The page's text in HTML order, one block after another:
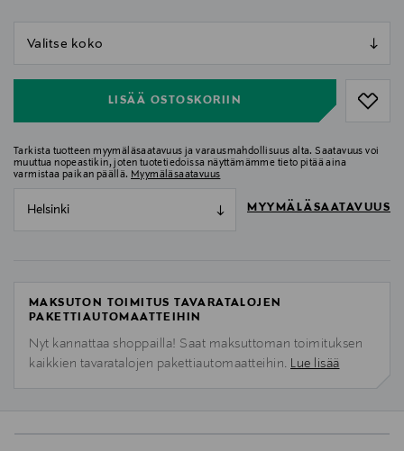
LISÄÄ OSTOSKORIIN
Tarkista tuotteen myymäläsaatavuus ja varausmahdollisuus alta. Saatavuus voi
muuttua nopeastikin, joten tuotetiedoissa näyttämämme tieto pitää aina
varmistaa paikan päällä. Myymäläsaatavuus
Helsinki MYYMÄLÄSAATAVUUS
MAKSUTON TOIMITUS TAVARATALOJEN
PAKETTIAUTOMAATTEIHIN
Nyt kannattaa shoppailla! Saat maksuttoman toimituksen
kaikkien tavaratalojen pakettiautomaatteihin. Lue lisää